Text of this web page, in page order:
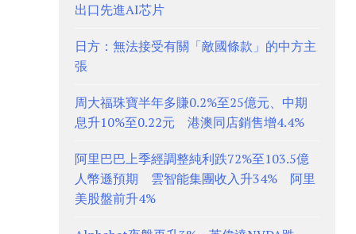
出口先進AI芯片
日方：無法接受有關「敵國條款」的中方主
張
周大福珠寶半年多賺0.2%至25億元、中期
息升10%至0.22元 港澳同店銷售增4.4%
阿里巴巴上季經調整純利跌72%至103.5億
人幣遜預期 雲智能集團收入升34% 阿里
美股盤前升4%